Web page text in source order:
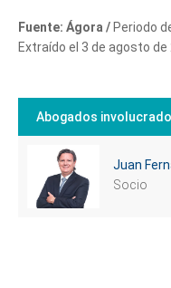
Fuente: Ágora / Periodo
Extraído el 3 de agosto de
Abogados
Juan
Socio